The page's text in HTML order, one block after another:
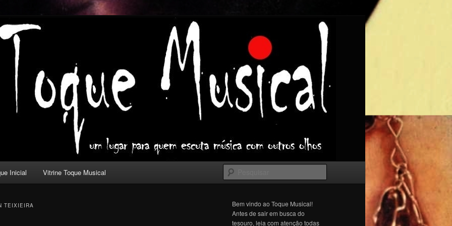
com outros olhos.
Inicial Vitrine Toque Musical
TEIXIEIRA
Bem vindo ao Toque Musical!
Antes de sair em busca do
tesouro, leia com atenção todas